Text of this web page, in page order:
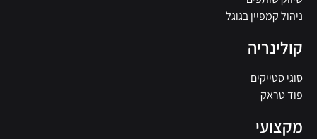
ניהול קמפיין בגוגל
קולינריה
סוגי סטייקים
פוד טראק
מקצועי